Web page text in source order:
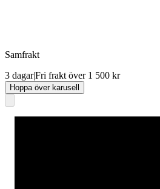
Samfrakt
3 dagar|Fri frakt över 1 500 kr
Hoppa över karusell